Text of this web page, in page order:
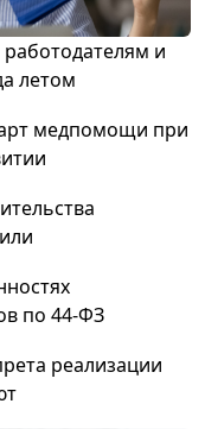
и
летом
медпомощи при
по 44-ФЗ
реализации